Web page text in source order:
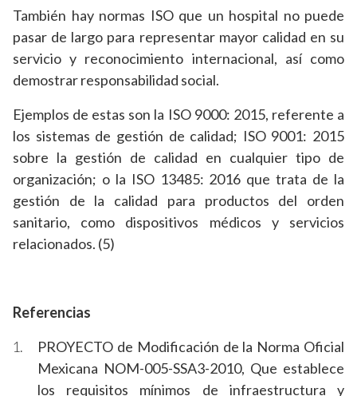
También hay normas ISO que un hospital no puede
pasar de largo para representar mayor calidad en su
servicio y reconocimiento internacional, así como
demostrar responsabilidad social.
Ejemplos de estas son la ISO 9000: 2015, referente a
los sistemas de gestión de calidad; ISO 9001: 2015
sobre la gestión de calidad en cualquier tipo de
organización; o la ISO 13485: 2016 que trata de la
gestión de la calidad para productos del orden
sanitario, como dispositivos médicos y servicios
relacionados. (5)
Referencias
PROYECTO de Modificación de la Norma Oficial
Mexicana NOM-005-SSA3-2010, Que establece
los requisitos mínimos de infraestructura y